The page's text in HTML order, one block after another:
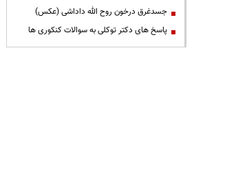
جسدغرق درخون روح الله داداشی (عکس)
پاسخ های دکتر توکلی به سوالات کنکوری ها